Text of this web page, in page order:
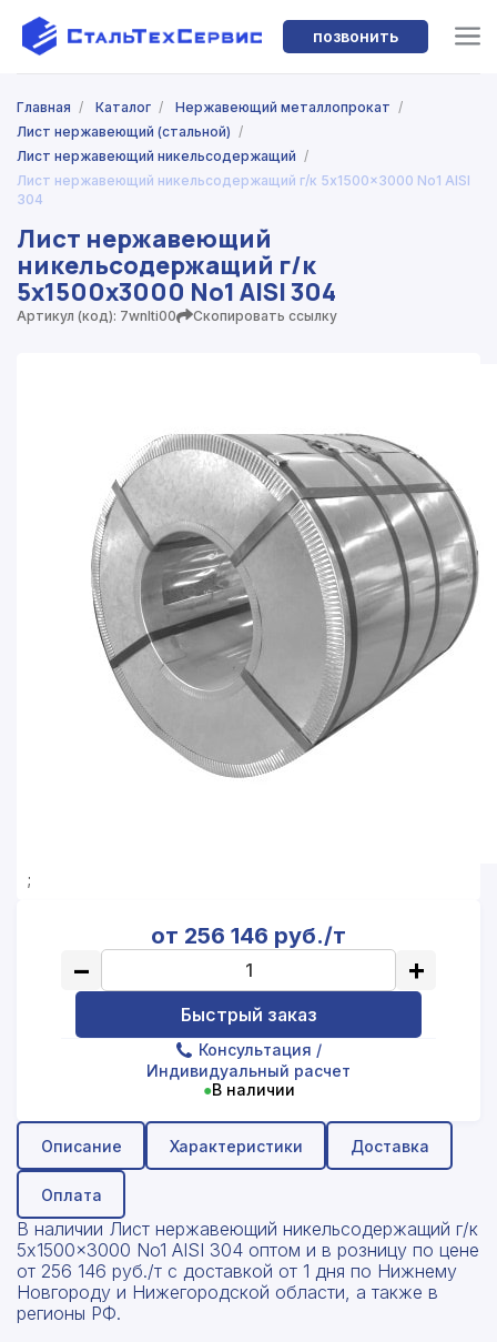
позвонить
Главная / Каталог / Нержавеющий металлопрокат /
Лист нержавеющий (стальной) /
Лист нержавеющий никельсодержащий /
Лист нержавеющий никельсодержащий г/к 5x1500x3000 No1 AISI
304
Лист нержавеющий
никельсодержащий г/к
5x1500x3000 No1 AISI 304
Артикул (код): 7wnlti00 Скопировать ссылку
;
от 256 146 руб./т
− +
Быстрый заказ
Консультация /
Индивидуальный расчет
●В наличии
Описание Характеристики Доставка
Оплата
В наличии Лист нержавеющий никельсодержащий г/к
5x1500x3000 No1 AISI 304 оптом и в розницу по цене
от 256 146 руб./т с доставкой от 1 дня по Нижнему
Новгороду и Нижегородской области, а также в
регионы РФ.